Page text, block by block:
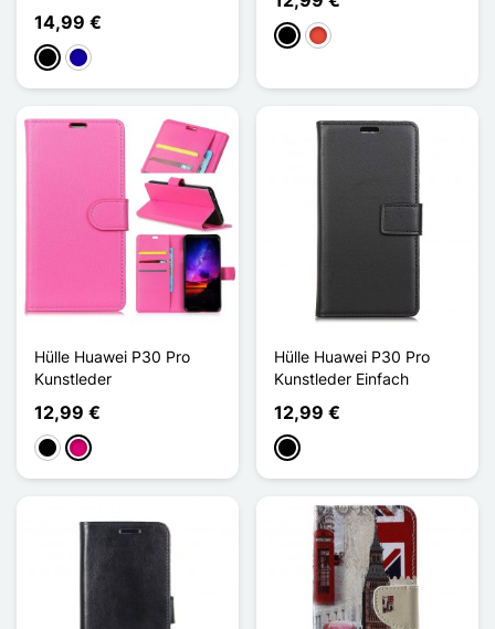
14,99 €
SchwarzDunkelblau
Schwarz
Rot
Hülle Huawei P30 Pro
Kunstleder
12,99 €
SchwarzMagenta
Hülle Huawei P30 Pro
Kunstleder Einfach
12,99 €
Schwarz